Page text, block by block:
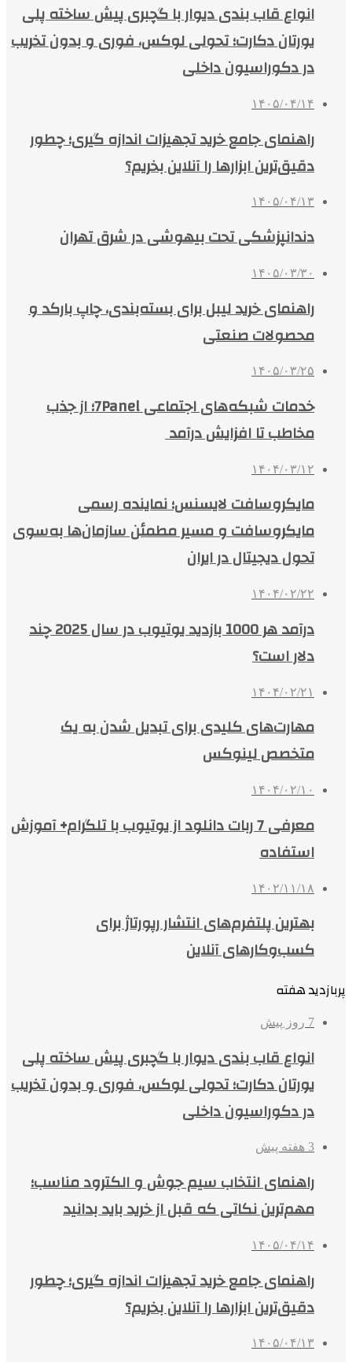
انواع قاب بندی دیوار با گچبری پیش ساخته پلی
یورتان دکارت؛ تحولی لوکس، فوری و بدون تخریب
در دکوراسیون داخلی
۱۴۰۵/۰۴/۱۴
راهنمای جامع خرید تجهیزات اندازه گیری؛ چطور
دقیق‌ترین ابزارها را آنلاین بخریم؟
۱۴۰۵/۰۴/۱۳
دندانپزشکی تحت بیهوشی در شرق تهران
۱۴۰۵/۰۳/۳۰
راهنمای خرید لیبل برای بسته‌بندی، چاپ بارکد و
محصولات صنعتی
۱۴۰۵/۰۳/۲۵
خدمات شبکه‌های اجتماعی 7Panel؛ از جذب
مخاطب تا افزایش درآمد
۱۴۰۴/۰۳/۱۲
مایکروسافت لایسنس؛ نماینده رسمی
مایکروسافت و مسیر مطمئن سازمان‌ها به‌سوی
تحول دیجیتال در ایران
۱۴۰۴/۰۲/۲۲
درآمد هر 1000 بازدید یوتیوب در سال 2025 چند
دلار است؟
۱۴۰۴/۰۲/۲۱
مهارت‌های کلیدی برای تبدیل شدن به یک
متخصص لینوکس
۱۴۰۴/۰۲/۱۰
معرفی 7 ربات دانلود از یوتیوب با تلگرام+ آموزش
استفاده
۱۴۰۲/۱۱/۱۸
بهترین پلتفرم‌های انتشار رپورتاژ برای
کسب‌وکارهای آنلاین
پربازدید هفته
7 روز پیش
انواع قاب بندی دیوار با گچبری پیش ساخته پلی
یورتان دکارت؛ تحولی لوکس، فوری و بدون تخریب
در دکوراسیون داخلی
3 هفته پیش
راهنمای انتخاب سیم جوش و الکترود مناسب؛
مهم‌ترین نکاتی که قبل از خرید باید بدانید
۱۴۰۵/۰۴/۱۴
راهنمای جامع خرید تجهیزات اندازه گیری؛ چطور
دقیق‌ترین ابزارها را آنلاین بخریم؟
۱۴۰۵/۰۴/۱۳